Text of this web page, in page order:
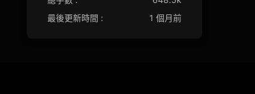
最後更新時間 :
1 個月前